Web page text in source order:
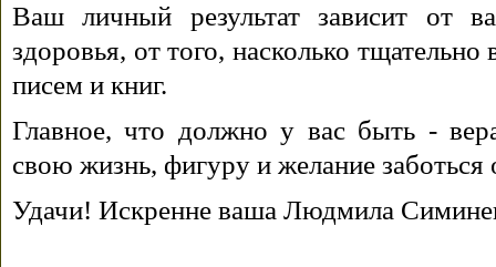
Ваш личный результат зависит от
здоровья, от того, насколько
писем и книг.
Главное, что должно у вас быть -
свою жизнь, фигуру и желание заботься
Удачи! Искренне ваша Людмила